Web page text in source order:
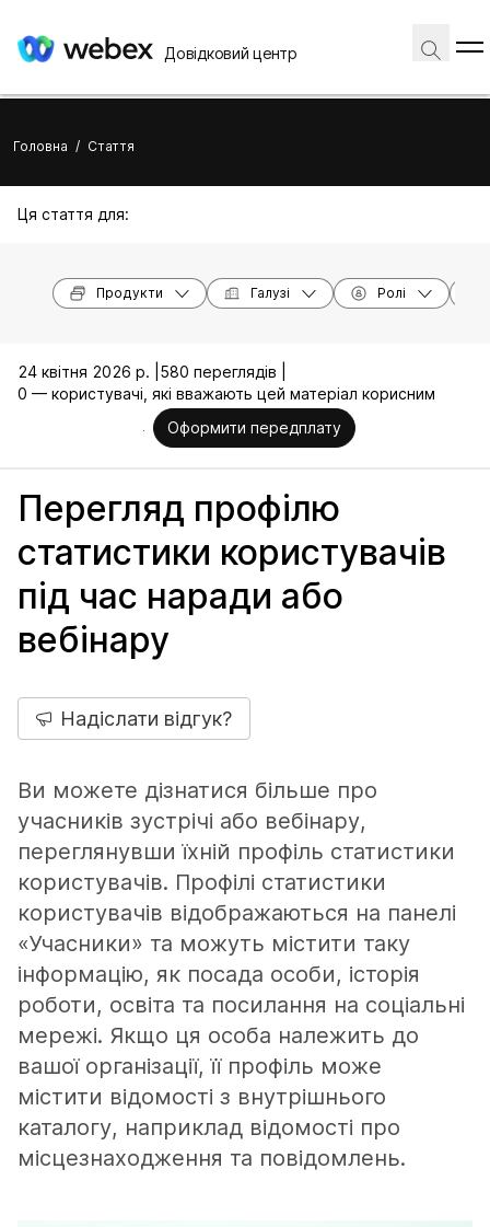
Довідковий центр
Головна / Стаття
Ця стаття для:
Продукти Галузі Ролі
24 квітня 2026 р. | 580 переглядів |
0 — користувачі, які вважають цей матеріал корисним
Оформити передплату
Перегляд профілю
статистики користувачів
під час наради або
вебінару
Надіслати відгук?
Ви можете дізнатися більше про
учасників зустрічі або вебінару,
переглянувши їхній профіль статистики
користувачів. Профілі статистики
користувачів відображаються на панелі
«Учасники» та можуть містити таку
інформацію, як посада особи, історія
роботи, освіта та посилання на соціальні
мережі. Якщо ця особа належить до
вашої організації, її профіль може
містити відомості з внутрішнього
каталогу, наприклад відомості про
місцезнаходження та повідомлень.